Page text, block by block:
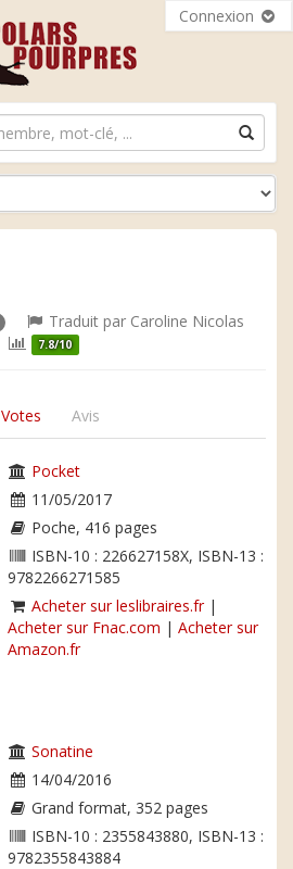
Connexion
Traduit par Caroline Nicolas
7.8/10
Votes Avis
Pocket
11/05/2017
Poche, 416 pages
ISBN-10 : 226627158X, ISBN-13 :
9782266271585
Acheter sur leslibraires.fr|
Acheter sur Fnac.com | Acheter sur
Amazon.fr
Sonatine
14/04/2016
Grand format, 352 pages
ISBN-10 : 2355843880, ISBN-13 :
9782355843884